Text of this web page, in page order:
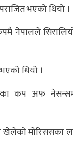
भएको थियो ।
नेपालले
थियो ।
कप अफ
खेलेको माेरिससका